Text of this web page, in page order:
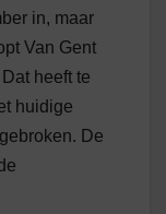
in, maar
Van Gent
heeft te
huidige
De